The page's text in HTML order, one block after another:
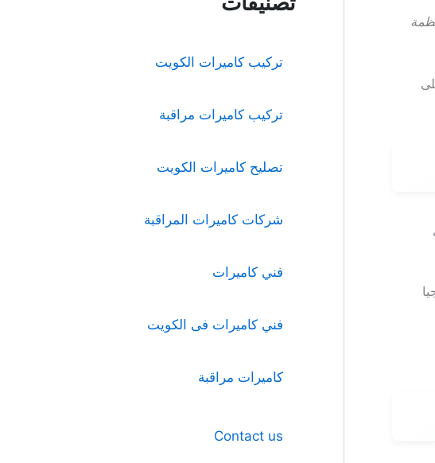
على
تركيب كاميرات الكويت
تركيب كاميرات مراقبة
تصليح كاميرات الكويت
شركات كاميرات المراقبة
فني كاميرات
فني كاميرات فى الكويت
كاميرات مراقبة
Contact us